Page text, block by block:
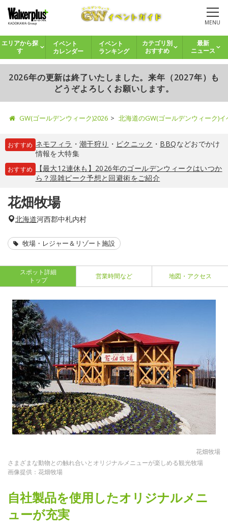
MENU
エリアから探
す
イベント
カレンダー
イベント
ランキング
カテゴリ別
おすすめ
最新
ニュース
2026年の更新は終了いたしました。来年（2027年）も
どうぞよろしくお願いします。
GW(ゴールデンウィーク)2026 北海道のGW(ゴールデンウィーク)
おすすめ ネモフィラ ・ 潮干狩り ・ ピクニック ・ BBQなどおでかけ
情報を大特集
おすすめ
【最大12連休も】2026年のゴールデンウィークはいつか
ら？混雑ピーク予想と回避術をご紹介
花畑牧場
北海道河西郡中札内村
牧場・レジャー＆リゾート施設
スポット詳細
トップ
営業時間など 地図・アクセス
花畑牧場
さまざまな動物との触れ合いとオリジナルメニューが楽しめる観光牧場
画像提供：花畑牧場
自社製品を使用したオリジナルメニ
ューが充実